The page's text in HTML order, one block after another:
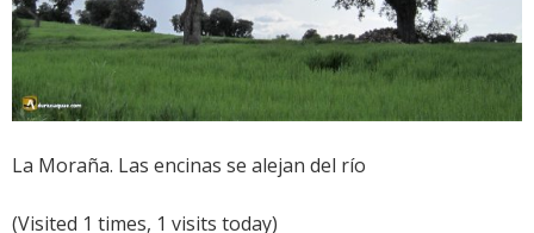
La Moraña. Las encinas se alejan del río
(Visited 1 times, 1 visits today)